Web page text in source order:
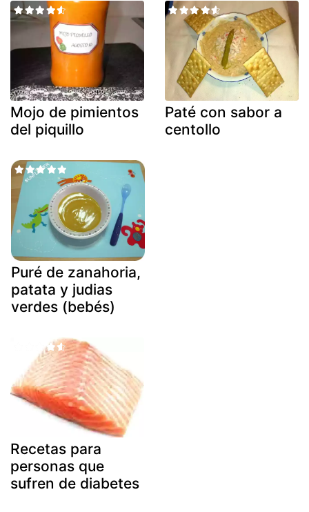
Mojo de pimientos
del piquillo
Paté con sabor a
centollo
Puré de zanahoria,
patata y judias
verdes (bebés)
Recetas para
personas que
sufren de diabetes